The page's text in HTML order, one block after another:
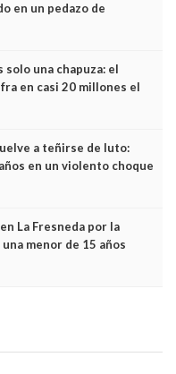
en un pedazo de
solo una chapuza: el
en casi 20 millones el
que no cabían por los
a teñirse de luto:
en un violento choque
La Fresneda por la
menor de 15 años